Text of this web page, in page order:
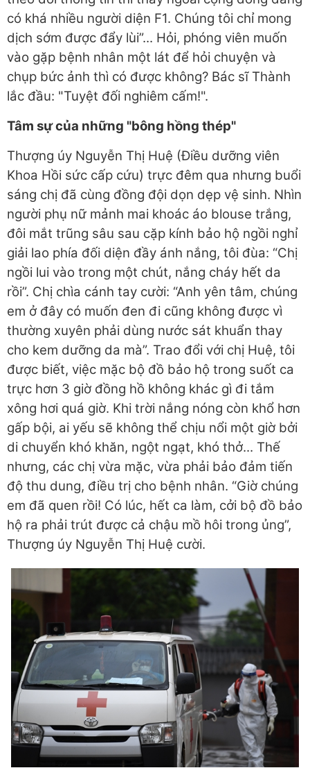
có khá nhiều người diện F1. Chúng tôi chỉ mong
dịch sớm được đẩy lùi”... Hỏi, phóng viên muốn
vào gặp bệnh nhân một lát để hỏi chuyện và
chụp bức ảnh thì có được không? Bác sĩ Thành
lắc đầu: "Tuyệt đối nghiêm cấm!".
Tâm sự của những "bông hồng thép"
Thượng úy Nguyễn Thị Huệ (Điều dưỡng viên
Khoa Hồi sức cấp cứu) trực đêm qua nhưng buổi
sáng chị đã cùng đồng đội dọn dẹp vệ sinh. Nhìn
người phụ nữ mảnh mai khoác áo blouse trắng,
đôi mắt trũng sâu sau cặp kính bảo hộ ngồi nghỉ
giải lao phía đối diện đầy ánh nắng, tôi đùa: “Chị
ngồi lui vào trong một chút, nắng cháy hết da
rồi”. Chị chìa cánh tay cười: “Anh yên tâm, chúng
em ở đây có muốn đen đi cũng không được vì
thường xuyên phải dùng nước sát khuẩn thay
cho kem dưỡng da mà”. Trao đổi với chị Huệ, tôi
được biết, việc mặc bộ đồ bảo hộ trong suốt ca
trực hơn 3 giờ đồng hồ không khác gì đi tắm
xông hơi quá giờ. Khi trời nắng nóng còn khổ hơn
gấp bội, ai yếu sẽ không thể chịu nổi một giờ bởi
di chuyển khó khăn, ngột ngạt, khó thở... Thế
nhưng, các chị vừa mặc, vừa phải bảo đảm tiến
độ thu dung, điều trị cho bệnh nhân. “Giờ chúng
em đã quen rồi! Có lúc, hết ca làm, cởi bộ đồ bảo
hộ ra phải trút được cả chậu mồ hôi trong ủng”,
Thượng úy Nguyễn Thị Huệ cười.